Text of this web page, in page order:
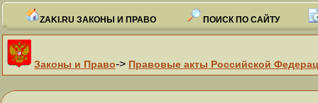
ZAKI.RU ЗАКОНЫ И ПРАВО ПОИСК ПО САЙТУ
Законы и Право-> Правовые акты Российской